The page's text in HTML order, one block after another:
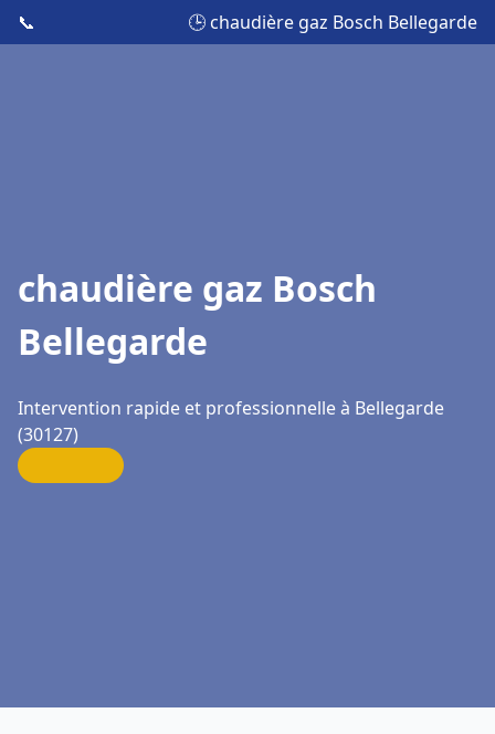
📞 🕒 chaudière gaz Bosch Bellegarde
chaudière gaz Bosch
Bellegarde
Intervention rapide et professionnelle à Bellegarde
(30127)